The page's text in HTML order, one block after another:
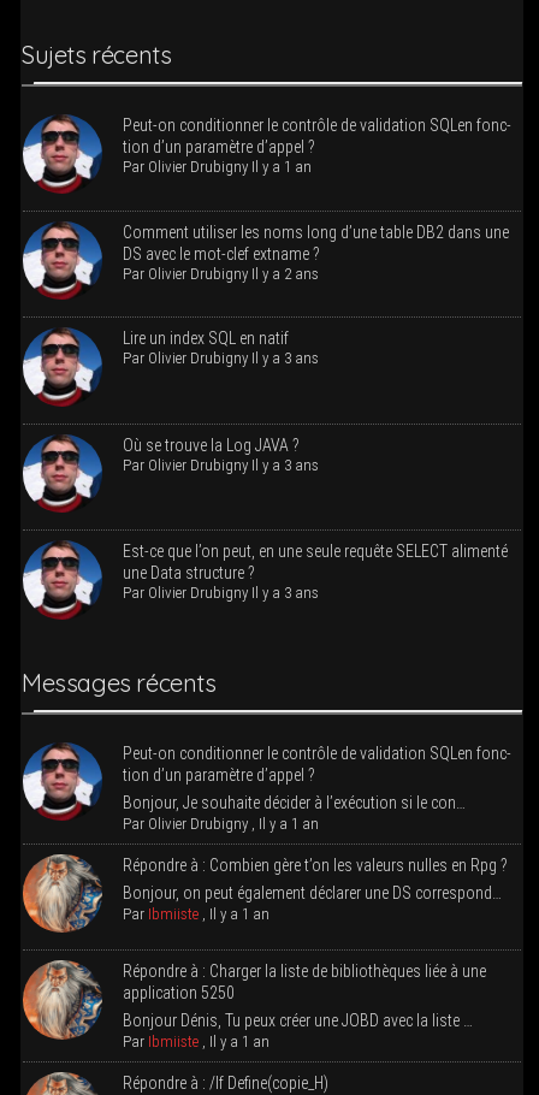
Sujets récents
Peut-on condi­tion­ner le contrôle de vali­da­tion SQLen fonc­
tion d’un para­mètre d’appel ?
Par Oli­vier Dru­bi­gny Il y a 1 an
Com­ment uti­li­ser les noms long d’une table DB2 dans une
DS avec le mot-clef extname ?
Par Oli­vier Dru­bi­gny Il y a 2 ans
Lire un index SQL en natif
Par Oli­vier Dru­bi­gny Il y a 3 ans
Où se trouve la Log JAVA ?
Par Oli­vier Dru­bi­gny Il y a 3 ans
Est-ce que l’on peut, en une seule requête SELECT ali­men­té
une Data structure ?
Par Oli­vier Dru­bi­gny Il y a 3 ans
Mes­sages récents
Peut-on condi­tion­ner le contrôle de vali­da­tion SQLen fonc­
tion d’un para­mètre d’appel ?
Bon­jour, Je sou­haite déci­der à l’exé­cu­tion si le con…
Par Oli­vier Dru­bi­gny, Il y a 1 an
Répondre à : Com­bien gère t’on les valeurs nulles en Rpg ?
Bon­jour, on peut éga­le­ment décla­rer une DS correspond…
Par Ibmiiste, Il y a 1 an
Répondre à : Char­ger la liste de biblio­thèques liée à une
appli­ca­tion 5250
Bon­jour Dénis, Tu peux créer une JOBD avec la liste …
Par Ibmiiste, Il y a 1 an
Répondre à : /If Define(copie_H)